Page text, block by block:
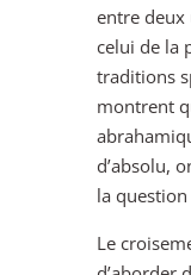
entre deux
celui de la
traditions
montrent
d’absolu,
la
Le